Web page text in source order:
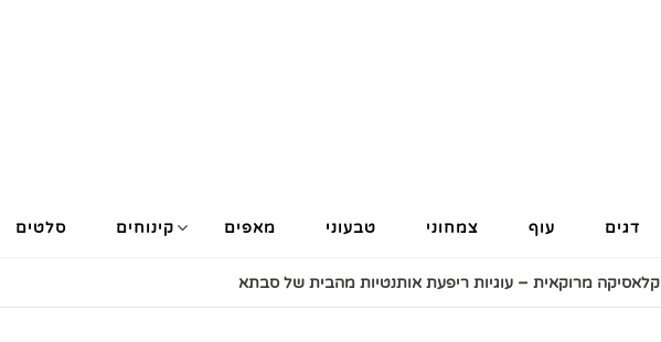
דגים עוף צמחוני טבעוני מאפים קינוחים סלטים
קלאסיקה מרוקאית – עוגיות ריפעת אותנטיות מהבית של סבתא